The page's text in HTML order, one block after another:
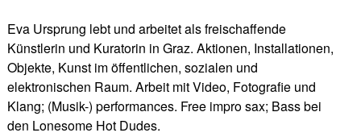
Eva Ursprung lebt und arbeitet als freischaffende
Künstlerin und Kuratorin in Graz. Aktionen, Installationen,
Objekte, Kunst im öffentlichen, sozialen und
elektronischen Raum. Arbeit mit Video, Fotografie und
Klang; (Musik-) performances. Free impro sax; Bass bei
den Lonesome Hot Dudes.